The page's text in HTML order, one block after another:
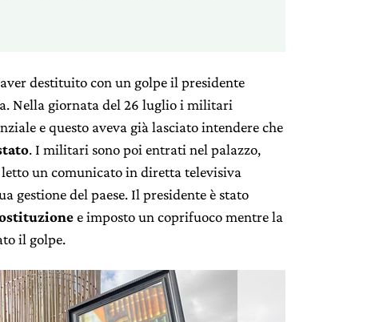
destituito con un golpe il presidente
Nella giornata del 26 luglio i militari
e questo aveva già lasciato intendere che
. I militari sono poi entrati nel palazzo,
un comunicato in diretta televisiva
gestione del paese. Il presidente è stato
e imposto un coprifuoco mentre la
il golpe.